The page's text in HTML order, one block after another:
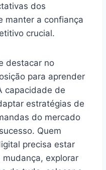
dos
manter a confiança
crucial.
destacar no
para aprender
capacidade de
estratégias de
do mercado
Quem
precisa estar
explorar